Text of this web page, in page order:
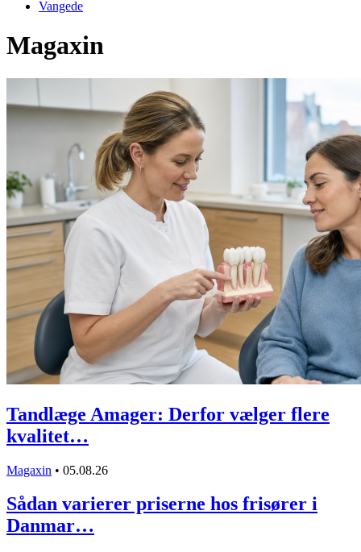
Vangede
Magaxin
Tandlæge Amager: Derfor vælger flere
kvalitet…
Magaxin • 05.08.26
Sådan varierer priserne hos frisører i
Danmar…